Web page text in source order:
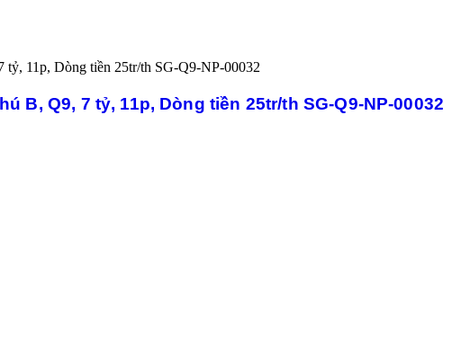
B, Q9, 7 tỷ, 11p, Dòng tiền 25tr/th SG-Q9-NP-00032